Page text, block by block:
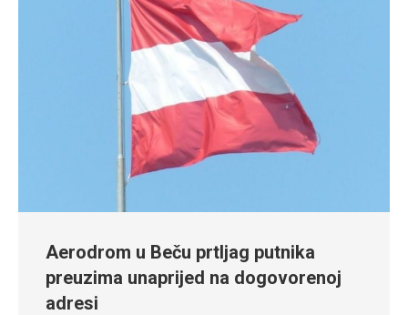
Aerodrom u Beču prtljag putnika
preuzima unaprijed na dogovorenoj
adresi